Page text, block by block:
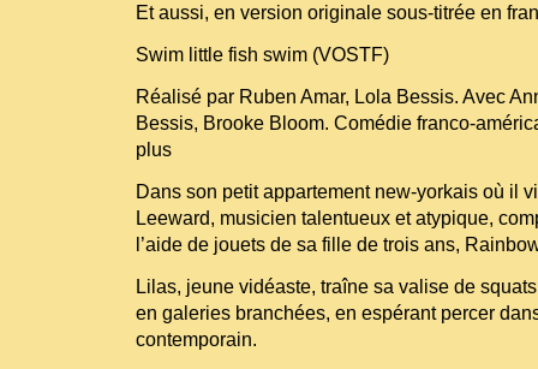
Et aussi, en version originale sous-titrée en
Swim little fish swim (VOSTF)
Réalisé par Ruben Amar, Lola Bessis. Avec
Bessis, Brooke Bloom. Comédie franco-
plus
Dans son petit appartement new-yorkais où il
Leeward, musicien talentueux et atypique,
l’aide de jouets de sa fille de trois ans,
Lilas, jeune vidéaste, traîne sa valise de
en galeries branchées, en espérant percer
contemporain.